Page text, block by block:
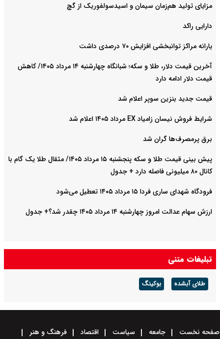
مزایای تولید هم‌زمان سیمان و اسیدسولفوریک از گچ
دارایی راکد
یارانه مراکز توانبخشی افزایش ۷۰ درصدی داشت
آخرین قیمت دلار، طلا و سکه؛ شبانگاه چهارشنبه ۱۴ مرداد ۱۴۰۵/ کاهش
قیمت دلار ادامه دارد
قیمت جدید بنزین سوپر اعلام شد
شرایط فروش نیسان زامیاد EX مرداد ۱۴۰۵ اعلام شد
برق پرمصرف‌ها گران شد
پیش‌ بینی قیمت طلا و سکه پنجشنبه ۱۵ مرداد ۱۴۰۵/ مثقال طلا یک گام با
کانال ۸۰ میلیونی فاصله دارد + جدول
فرودگاه شهدای ساری فردا ۱۵ مرداد ۱۴۰۵ تعطیل می‌شود
ارزش سهام عدالت امروز چهارشنبه ۱۴ مرداد ۱۴۰۵ چقدر شد؟+ جدول
تبلیغات متنی
طلای آبشده بوکینگ
صفحه نخست جامعه سیاست اقتصاد فرهنگ و هنر